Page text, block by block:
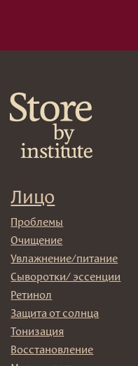
Клиентам
Система лояльности
Доставка и самовывоз
Оплата и возврат
Согласие на обработку
конфиденциальности
Договор оферта
Реквизиты и контакты
Подписаться
E-mail
Отправляя адрес электронной
с политикой в отношении
данных